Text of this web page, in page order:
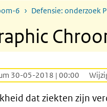
6 Defensie: onderzoek
30-05-2018 | 00:00
dat ziekten zijn